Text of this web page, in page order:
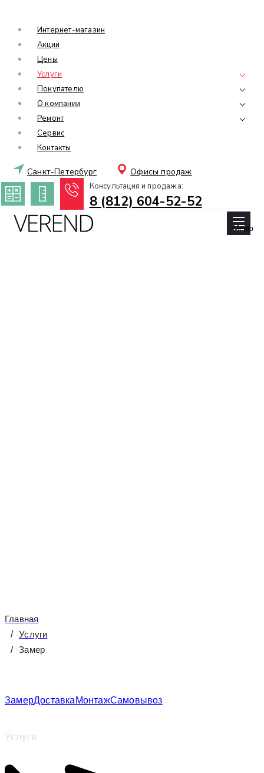
Интернет-магазин
Акции
Цены
Услуги
Покупателю
О компании
Ремонт
Сервис
Контакты
Санкт-Петербург Офисы продаж
Консультация и продажа:
8 (812) 604-52-52
Меню
Главная
Услуги
Замер
ЗамерДоставка МонтажСамовывоз
Услуги